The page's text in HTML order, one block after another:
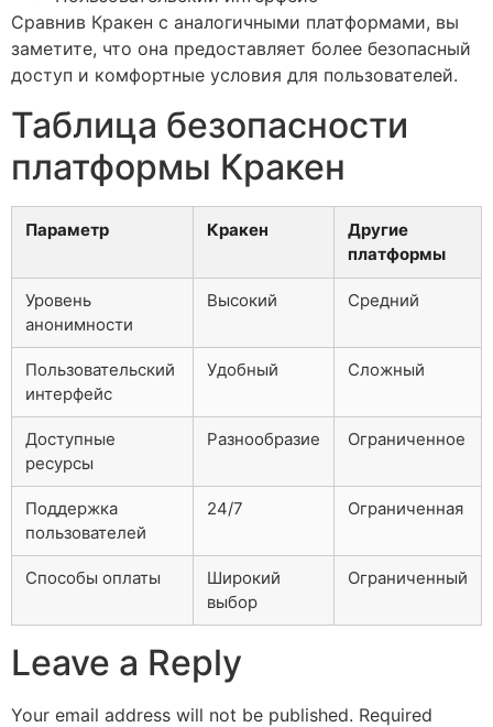
Сравнив Кракен с аналогичными платформами, вы
заметите, что она предоставляет более безопасный
доступ и комфортные условия для пользователей.
Таблица безопасности
платформы Кракен
Параметр Кракен
Другие
платформы
Уровень
анонимности
Высокий Средний
Пользовательский
интерфейс
Удобный Сложный
Доступные
ресурсы
Разнообразие Ограниченное
Поддержка
пользователей
24/7 Ограниченная
Способы оплаты
Широкий
выбор
Ограниченный
Leave a Reply
Your email address will not be published. Required